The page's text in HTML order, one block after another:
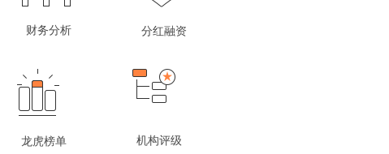
财务分析 分红融资
龙虎榜单 机构评级